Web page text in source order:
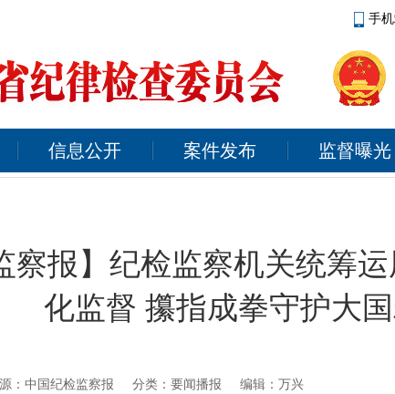
手
信息公开 案件发布 监督曝光
察报】纪检监察机关统筹
化监督 攥指成拳守护大
： 中国纪检监察报 分类：要闻播报 编辑：万兴